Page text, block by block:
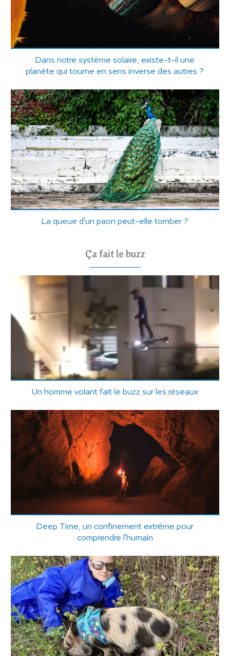
Dans notre système solaire, existe-t-il une
planète qui tourne en sens inverse des autres ?
La queue d'un paon peut-elle tomber ?
Ça fait le buzz
Un homme volant fait le buzz sur les réseaux
Deep Time, un confinement extrême pour
comprendre l'humain